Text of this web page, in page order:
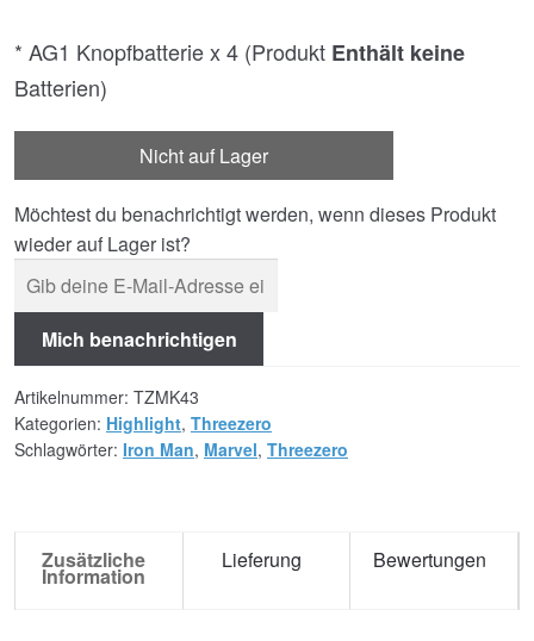
* AG1 Knopfbatterie x 4 (Produkt Enthält keine
Batterien)
Nicht auf Lager
Möchtest du benachrichtigt werden, wenn dieses Produkt
wieder auf Lager ist?
Mich benachrichtigen
Artikelnummer: TZMK43
Kategorien: Highlight, Threezero
Schlagwörter: Iron Man, Marvel, Threezero
Zusätzliche
Information
Lieferung Bewertungen